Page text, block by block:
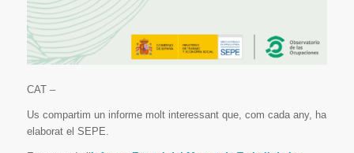
CAT –
Us compartim un informe molt interessant que, com cada any, ha
elaborat el SEPE.